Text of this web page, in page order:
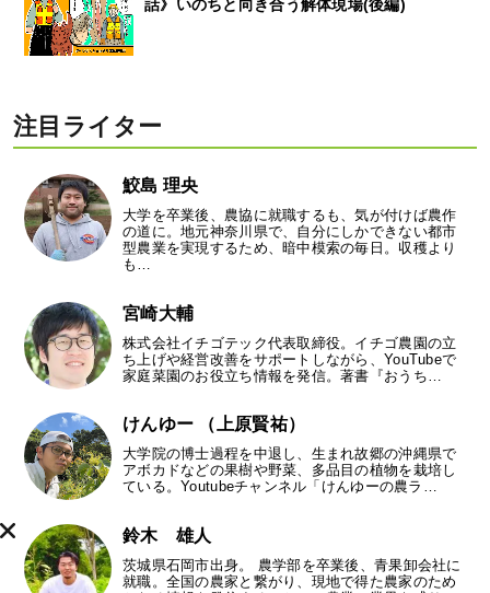
話》いのちと向き合う解体現場(後編)
注目ライター
鮫島 理央
大学を卒業後、農協に就職するも、気が付けば農作
の道に。地元神奈川県で、自分にしかできない都市
型農業を実現するため、暗中模索の毎日。収穫より
も…
宮崎大輔
株式会社イチゴテック代表取締役。イチゴ農園の立
ち上げや経営改善をサポートしながら、YouTubeで
家庭菜園のお役立ち情報を発信。著書『おうち…
けんゆー （上原賢祐）
大学院の博士過程を中退し、生まれ故郷の沖縄県で
アボカドなどの果樹や野菜、多品目の植物を栽培し
ている。Youtubeチャンネル「けんゆーの農ラ…
鈴木 雄人
茨城県石岡市出身。 農学部を卒業後、青果卸会社に
就職。全国の農家と繋がり、現地で得た農家のため